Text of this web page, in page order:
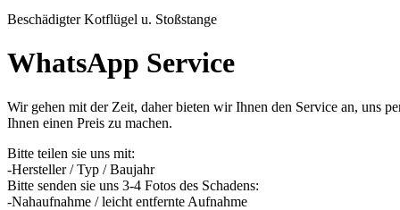
Beschädigter Kotflügel u. Stoßstange
WhatsApp Service
Wir gehen mit der Zeit, daher bieten wir Ihnen den Service an, uns
Ihnen einen Preis zu machen.
Bitte teilen sie uns mit:
-Hersteller / Typ / Baujahr
Bitte senden sie uns 3-4 Fotos des Schadens:
-Nahaufnahme / leicht entfernte Aufnahme